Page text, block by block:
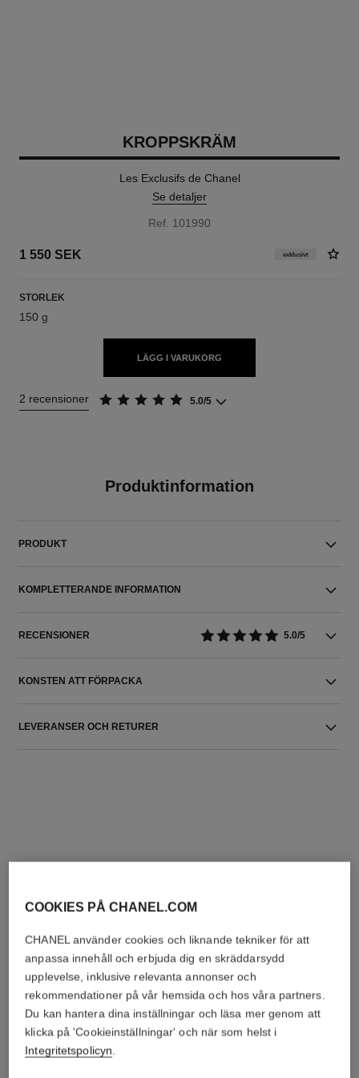
KROPPSKRÄM
Les Exclusifs de Chanel
Se detaljer
Ref. 101990
1 550 SEK exklusivt
STORLEK
150 g
LÄGG I VARUKORG
2 recensioner 5.0/5
Produktinformation
PRODUKT
KOMPLETTERANDE INFORMATION
RECENSIONER 5.0/5
KONSTEN ATT FÖRPACKA
LEVERANSER OCH RETURER
COOKIES PÅ CHANEL.COM
CHANEL använder cookies och liknande tekniker för att
anpassa innehåll och erbjuda dig en skräddarsydd
upplevelse, inklusive relevanta annonser och
rekommendationer på vår hemsida och hos våra partners.
Du kan hantera dina inställningar och läsa mer genom att
klicka på 'Cookieinställningar' och när som helst i
Integritetspolicyn.